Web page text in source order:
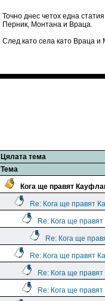
Точно днес четох една
Перник, Монтана и Враца.
След като села като Враца и
Цялата тема
Тема
Кога ще правят
Re: Кога ще правят
Re: Кога ще
Re: Кога ще
Re: Кога ще правят
Re: Кога ще
Re: Кога ще